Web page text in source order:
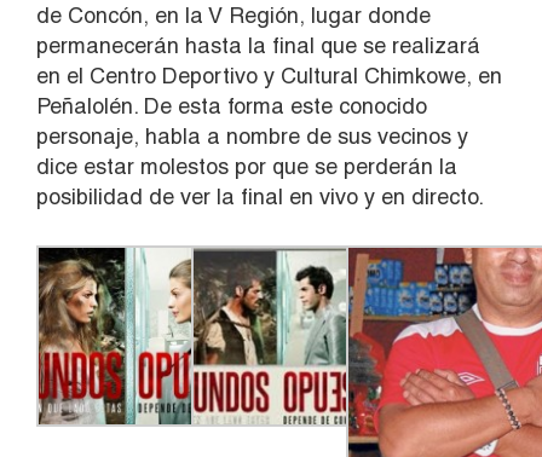
de Concón, en la V Región, lugar donde
permanecerán hasta la final que se realizará
en el Centro Deportivo y Cultural Chimkowe, en
Peñalolén. De esta forma este conocido
personaje, habla a nombre de sus vecinos y
dice estar molestos por que se perderán la
posibilidad de ver la final en vivo y en directo.